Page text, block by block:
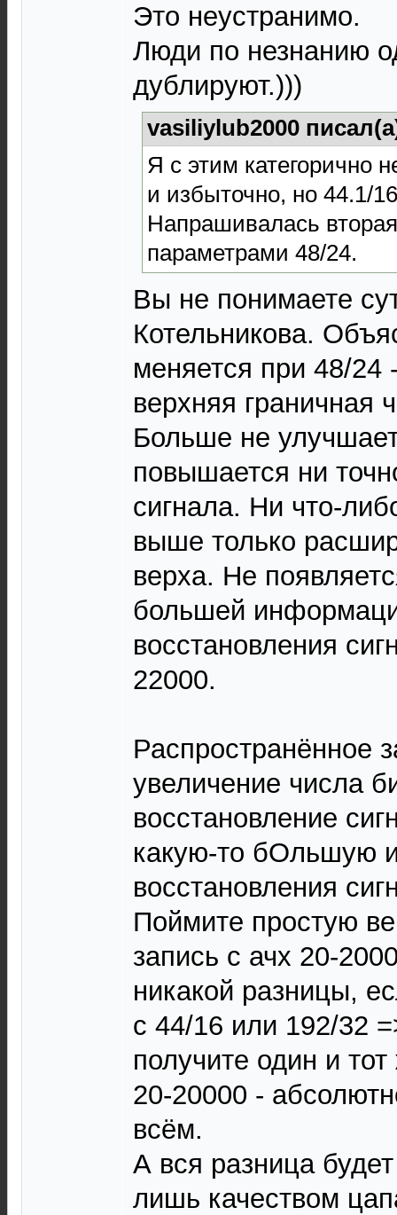
Это неустранимо.
Люди по незнанию
дублируют.)))
vasiliylub2000
Я с этим категорично
и избыточно, но 44.1/
Напрашивалась
параметрами 48/24.
Вы не понимаете
Котельникова.
меняется при 48/24
верхняя граничная
Больше не
повышается ни
сигнала. Ни что-
выше только
верха. Не
большей
восстановления
22000.
Распространённое
увеличение числа
восстановление
какую-то бОльшую
восстановления
Поймите простую
запись с ачх 20-
никакой разницы,
с 44/16 или 192/32
получите один и
20-20000 -
всём.
А вся разница
лишь качеством